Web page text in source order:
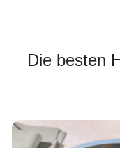
Die besten